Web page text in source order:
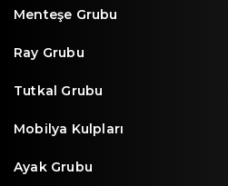
Menteşe Grubu
Ray Grubu
Tutkal Grubu
Mobilya Kulpları
Ayak Grubu